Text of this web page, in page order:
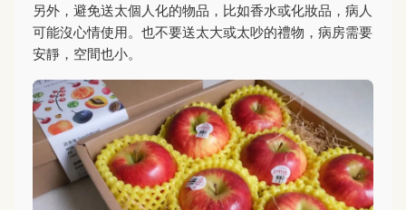
另外，避免送太個人化的物品，比如香水或化妝品，病人
可能沒心情使用。也不要送太大或太吵的禮物，病房需要
安靜，空間也小。